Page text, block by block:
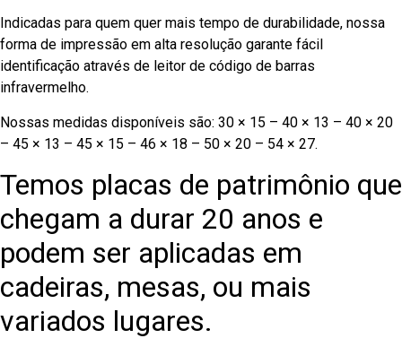
Indicadas para quem quer mais tempo de durabilidade, nossa
forma de impressão em alta resolução garante fácil
identificação através de leitor de código de barras
infravermelho.
Nossas medidas disponíveis são: 30 × 15 – 40 × 13 – 40 × 20
– 45 × 13 – 45 × 15 – 46 × 18 – 50 × 20 – 54 × 27.
Temos placas de patrimônio que
chegam a durar 20 anos e
podem ser aplicadas em
cadeiras, mesas, ou mais
variados lugares.